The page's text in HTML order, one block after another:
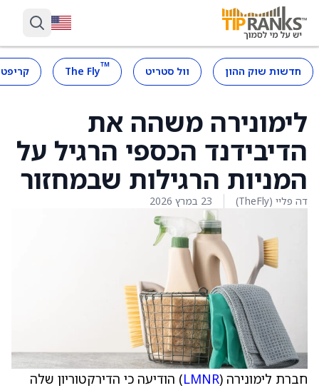
חדשות שוק ההון וול סטריט ™
The Fly
לימונירה משהה את
הדיבידנד הכספי הרגיל על
המניות הרגילות שבמחזור
דה פליי (TheFly) 23 במרץ 2026
חברת לימונירה (LMNR) הודיעה כי הדירקטוריון שלה